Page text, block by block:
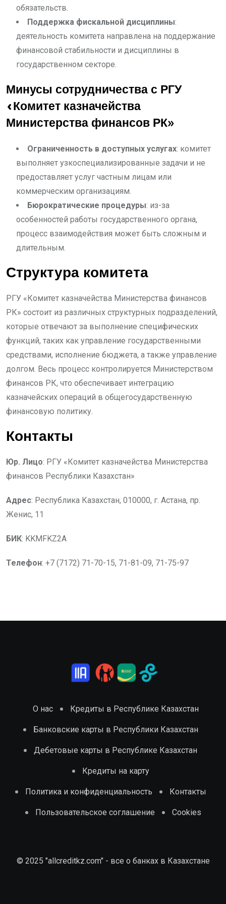
обязательств.
Поддержка фискальной дисциплины:
деятельность комитета направлена на поддержание
финансовой стабильности и дисциплины в
государственном секторе.
Минусы сотрудничества с РГУ
«Комитет казначейства
Министерства финансов РК»
Ограниченность в доступных услугах: комитет
выполняет узкоспециализированные задачи и не
предоставляет услуг частным лицам или
коммерческим организациям.
Бюрократические процедуры: из-за
особенностей работы государственного органа,
процесс взаимодействия может быть сложным и
длительным.
Структура комитета
РГУ «Комитет казначейства Министерства финансов
РК» состоит из различных структурных подразделений,
которые отвечают за выполнение специфических
функций, таких как управление государственными
средствами, исполнение бюджета, а также управление
долгом. Весь процесс контролируется Министерством
финансов РК, что обеспечивает интеграцию
казначейских операций в общегосударственную
финансовую политику.
Контакты
Юр. Лицо: РГУ «Комитет казначейства Министерства
финансов Республики Казахстан»
Адрес: Республика Казахстан, 010000, г. Астана, пр.
Женис, 11
БИК: KKMFKZ2A
Телефон: +7 (7172) 71-70-15, 71-81-09, 71-75-97
О нас Кредиты в Республике Казахстан
Банковские карты в Республики Казахстан
Дебетовые карты в Республике Казахстан
Кредиты на карту
Политика и конфиденциальность Контакты
Пользовательское соглашение Cookies
© 2025 "allcreditkz.com" - все о банках в Казахстане